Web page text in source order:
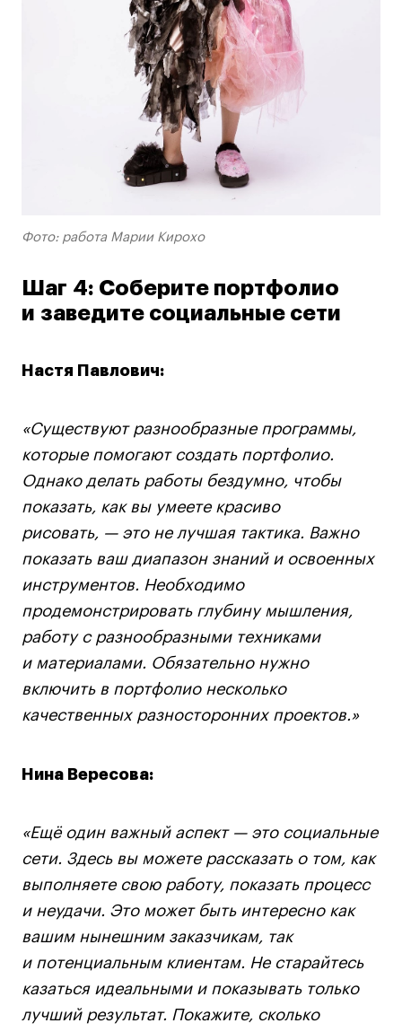
Фото: работа Марии Кирохо
Шаг 4: Соберите портфолио
и заведите социальные сети
Настя Павлович:
«Существуют разнообразные программы,
которые помогают создать портфолио.
Однако делать работы бездумно, чтобы
показать, как вы умеете красиво
рисовать, — это не лучшая тактика. Важно
показать ваш диапазон знаний и освоенных
инструментов. Необходимо
продемонстрировать глубину мышления,
работу с разнообразными техниками
и материалами. Обязательно нужно
включить в портфолио несколько
качественных разносторонних проектов.»
Нина Вересова:
«Ещё один важный аспект — это социальные
сети. Здесь вы можете рассказать о том, как
выполняете свою работу, показать процесс
и неудачи. Это может быть интересно как
вашим нынешним заказчикам, так
и потенциальным клиентам. Не старайтесь
казаться идеальными и показывать только
лучший результат. Покажите, сколько